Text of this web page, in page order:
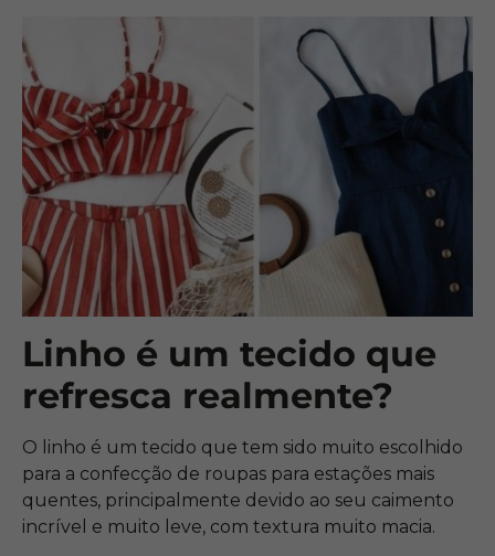
Linho é um tecido que
refresca realmente?
O linho é um tecido que tem sido muito escolhido
para a confecção de roupas para estações mais
quentes, principalmente devido ao seu caimento
incrível e muito leve, com textura muito macia.